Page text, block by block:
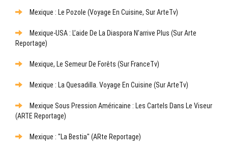
Mexique : Le Pozole (Voyage En Cuisine, Sur ArteTv)
Mexique-USA : L’aide De La Diaspora N’arrive Plus (sur Arte
Reportage)
Mexique, Le Semeur De Forêts (sur FranceTv)
Mexique : La Quesadilla. Voyage En Cuisine (sur ArteTv)
Mexique Sous Pression Américaine : Les Cartels Dans Le Viseur
(ARTE Reportage)
Mexique : "La Bestia" (ARte Reportage)